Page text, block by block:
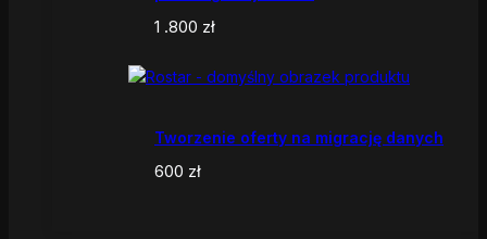
1 .800 zł
Tworzenie oferty na migrację danych
600 zł